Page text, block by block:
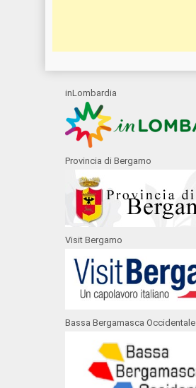
inLombardia
Provincia di Bergamo
Visit Bergamo
Bassa Bergamasca Occidentale